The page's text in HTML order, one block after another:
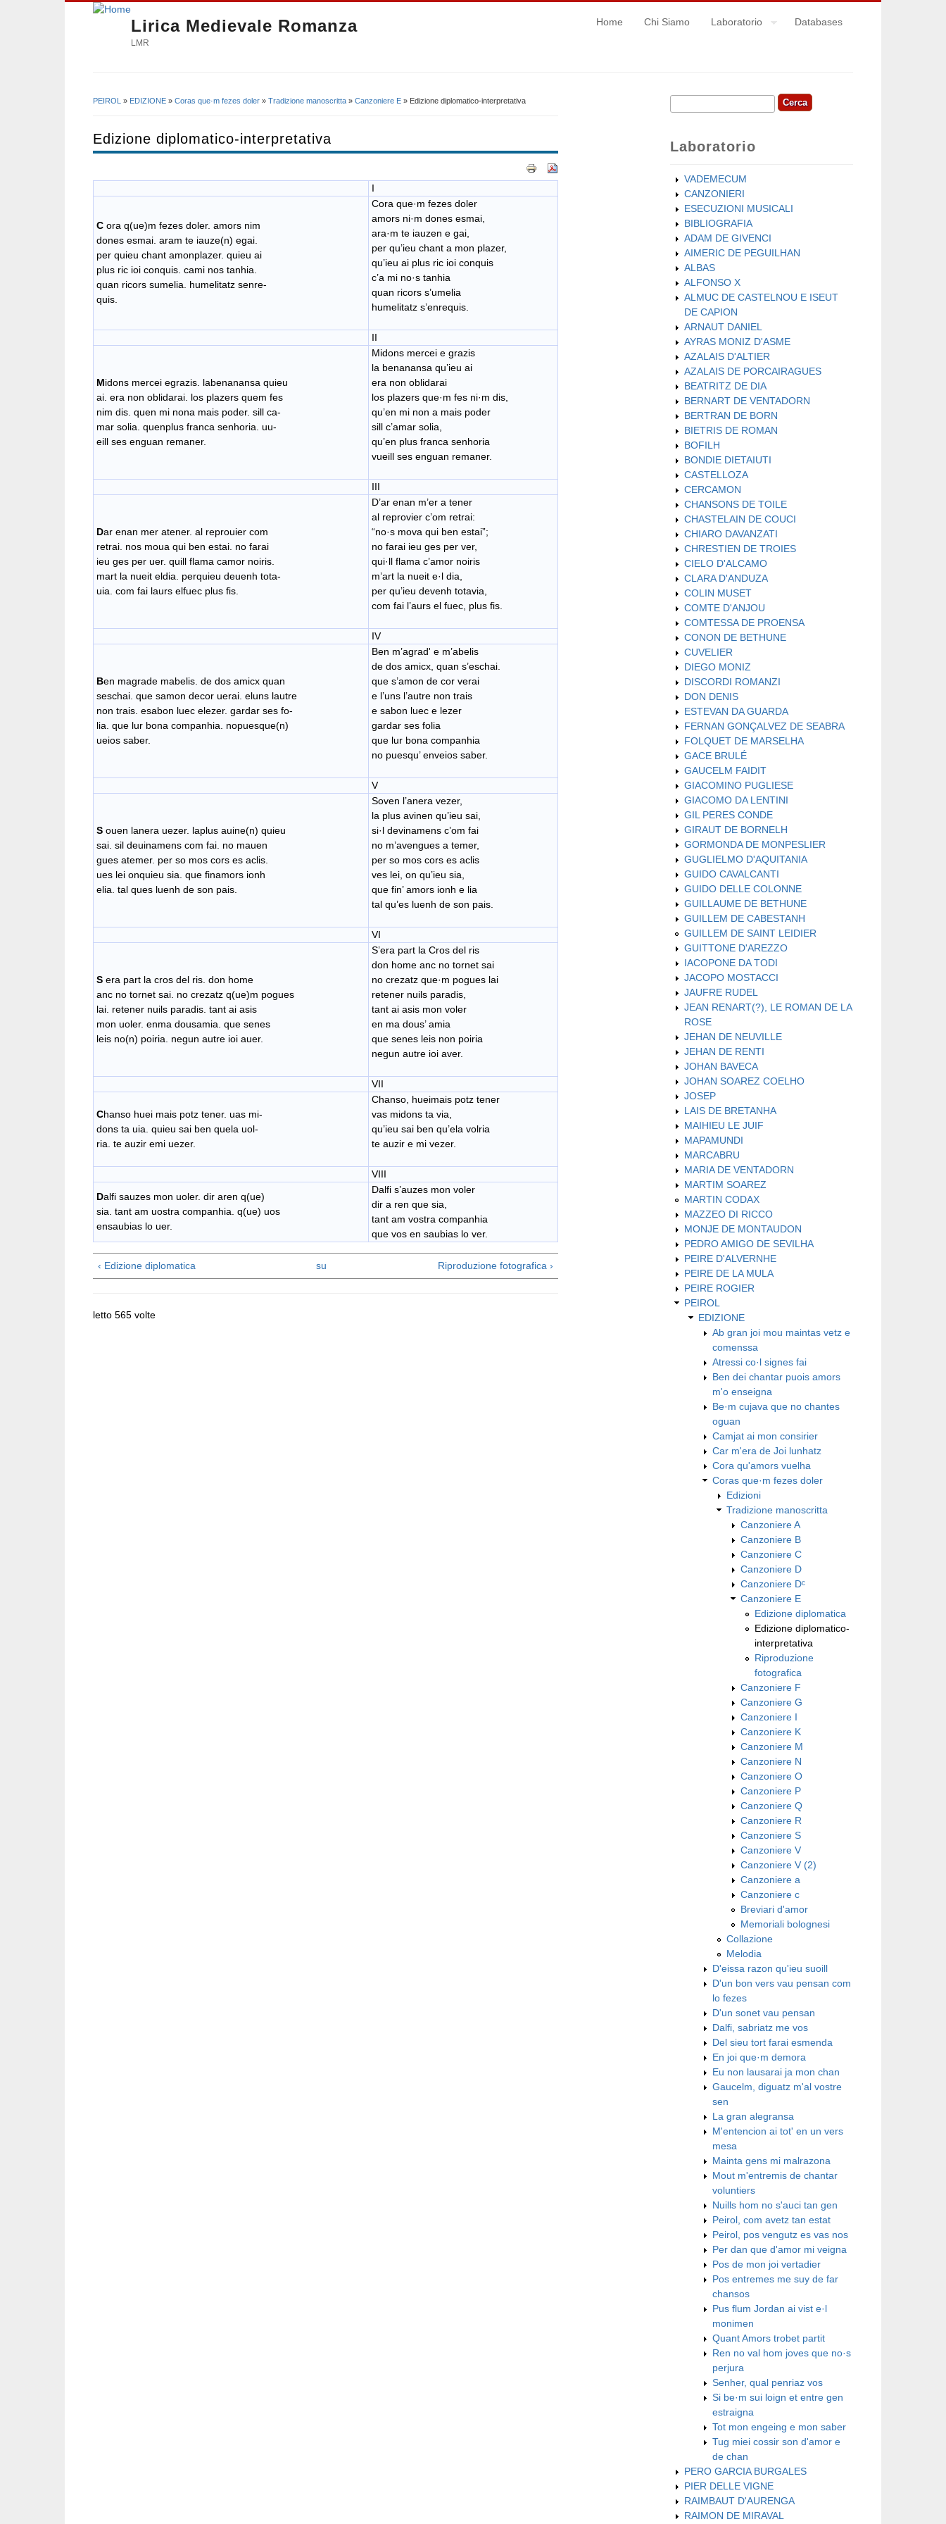
Lirica Medievale Romanza
LMR
Home Chi Siamo Laboratorio Databases
PEIROL » EDIZIONE » Coras que·m fezes doler » Tradizione manoscritta » Canzoniere E » Edizione diplomatico-interpretativa
Edizione diplomatico-interpretativa
I
C ora q(ue)m fezes doler. amors nim
dones esmai. aram te iauze(n) egai.
per quieu chant amonplazer. quieu ai
plus ric ioi conquis. cami nos tanhia.
quan ricors sumelia. humelitatz senre-
quis.
Cora que·m fezes doler
amors ni·m dones esmai,
ara·m te iauzen e gai,
per qu’ieu chant a mon plazer,
qu’ieu ai plus ric ioi conquis
c’a mi no·s tanhia
quan ricors s’umelia
humelitatz s’enrequis.
II
Midons mercei egrazis. labenanansa quieu
ai. era non oblidarai. los plazers quem fes
nim dis. quen mi nona mais poder. sill ca-
mar solia. quenplus franca senhoria. uu-
eill ses enguan remaner.
Midons mercei e grazis
la benanansa qu’ieu ai
era non oblidarai
los plazers que·m fes ni·m dis,
qu’en mi non a mais poder
sill c’amar solia,
qu’en plus franca senhoria
vueill ses enguan remaner.
III
Dar enan mer atener. al reprouier com
retrai. nos moua qui ben estai. no farai
ieu ges per uer. quill flama camor noiris.
mart la nueit eldia. perquieu deuenh tota-
uia. com fai laurs elfuec plus fis.
D’ar enan m’er a tener
al reprovier c’om retrai:
“no·s mova qui ben estai”;
no farai ieu ges per ver,
qui·ll flama c’amor noiris
m’art la nueit e·l dia,
per qu’ieu devenh totavia,
com fai l’aurs el fuec, plus fis.
IV
Ben magrade mabelis. de dos amicx quan
seschai. que samon decor uerai. eluns lautre
non trais. esabon luec elezer. gardar ses fo-
lia. que lur bona companhia. nopuesque(n)
ueios saber.
Ben m’agrad' e m’abelis
de dos amicx, quan s’eschai.
que s’amon de cor verai
e l’uns l’autre non trais
e sabon luec e lezer
gardar ses folia
que lur bona companhia
no puesqu’ enveios saber.
V
S ouen lanera uezer. laplus auine(n) quieu
sai. sil deuinamens com fai. no mauen
gues atemer. per so mos cors es aclis.
ues lei onquieu sia. que finamors ionh
elia. tal ques luenh de son pais.
Soven l’anera vezer,
la plus avinen qu’ieu sai,
si·l devinamens c’om fai
no m’avengues a temer,
per so mos cors es aclis
ves lei, on qu’ieu sia,
que fin’ amors ionh e lia
tal qu’es luenh de son pais.
VI
S era part la cros del ris. don home
anc no tornet sai. no crezatz q(ue)m pogues
lai. retener nuils paradis. tant ai asis
mon uoler. enma dousamia. que senes
leis no(n) poiria. negun autre ioi auer.
S’era part la Cros del ris
don home anc no tornet sai
no crezatz que·m pogues lai
retener nuils paradis,
tant ai asis mon voler
en ma dous’ amia
que senes leis non poiria
negun autre ioi aver.
VII
Chanso huei mais potz tener. uas mi-
dons ta uia. quieu sai ben quela uol-
ria. te auzir emi uezer.
Chanso, hueimais potz tener
vas midons ta via,
qu’ieu sai ben qu’ela volria
te auzir e mi vezer.
VIII
Dalfi sauzes mon uoler. dir aren q(ue)
sia. tant am uostra companhia. q(ue) uos
ensaubias lo uer.
Dalfi s’auzes mon voler
dir a ren que sia,
tant am vostra companhia
que vos en saubias lo ver.
‹ Edizione diplomatica su Riproduzione fotografica ›
letto 565 volte
Form di ricerca
Cerca
Laboratorio
VADEMECUM
CANZONIERI
ESECUZIONI MUSICALI
BIBLIOGRAFIA
ADAM DE GIVENCI
AIMERIC DE PEGUILHAN
ALBAS
ALFONSO X
ALMUC DE CASTELNOU E ISEUT
DE CAPION
ARNAUT DANIEL
AYRAS MONIZ D'ASME
AZALAIS D'ALTIER
AZALAIS DE PORCAIRAGUES
BEATRITZ DE DIA
BERNART DE VENTADORN
BERTRAN DE BORN
BIETRIS DE ROMAN
BOFILH
BONDIE DIETAIUTI
CASTELLOZA
CERCAMON
CHANSONS DE TOILE
CHASTELAIN DE COUCI
CHIARO DAVANZATI
CHRESTIEN DE TROIES
CIELO D'ALCAMO
CLARA D'ANDUZA
COLIN MUSET
COMTE D'ANJOU
COMTESSA DE PROENSA
CONON DE BETHUNE
CUVELIER
DIEGO MONIZ
DISCORDI ROMANZI
DON DENIS
ESTEVAN DA GUARDA
FERNAN GONÇALVEZ DE SEABRA
FOLQUET DE MARSELHA
GACE BRULÉ
GAUCELM FAIDIT
GIACOMINO PUGLIESE
GIACOMO DA LENTINI
GIL PERES CONDE
GIRAUT DE BORNELH
GORMONDA DE MONPESLIER
GUGLIELMO D'AQUITANIA
GUIDO CAVALCANTI
GUIDO DELLE COLONNE
GUILLAUME DE BETHUNE
GUILLEM DE CABESTANH
GUILLEM DE SAINT LEIDIER
GUITTONE D'AREZZO
IACOPONE DA TODI
JACOPO MOSTACCI
JAUFRE RUDEL
JEAN RENART(?), LE ROMAN DE LA
ROSE
JEHAN DE NEUVILLE
JEHAN DE RENTI
JOHAN BAVECA
JOHAN SOAREZ COELHO
JOSEP
LAIS DE BRETANHA
MAIHIEU LE JUIF
MAPAMUNDI
MARCABRU
MARIA DE VENTADORN
MARTIM SOAREZ
MARTIN CODAX
MAZZEO DI RICCO
MONJE DE MONTAUDON
PEDRO AMIGO DE SEVILHA
PEIRE D'ALVERNHE
PEIRE DE LA MULA
PEIRE ROGIER
PEIROL
EDIZIONE
Ab gran joi mou maintas vetz e
comenssa
Atressi co·l signes fai
Ben dei chantar puois amors
m'o enseigna
Be·m cujava que no chantes
oguan
Camjat ai mon consirier
Car m'era de Joi lunhatz
Cora qu'amors vuelha
Coras que·m fezes doler
Edizioni
Tradizione manoscritta
Canzoniere A
Canzoniere B
Canzoniere C
Canzoniere D
Canzoniere Dᶜ
Canzoniere E
Edizione diplomatica
Edizione diplomatico-
interpretativa
Riproduzione
fotografica
Canzoniere F
Canzoniere G
Canzoniere I
Canzoniere K
Canzoniere M
Canzoniere N
Canzoniere O
Canzoniere P
Canzoniere Q
Canzoniere R
Canzoniere S
Canzoniere V
Canzoniere V (2)
Canzoniere a
Canzoniere c
Breviari d'amor
Memoriali bolognesi
Collazione
Melodia
D'eissa razon qu'ieu suoill
D'un bon vers vau pensan com
lo fezes
D'un sonet vau pensan
Dalfi, sabriatz me vos
Del sieu tort farai esmenda
En joi que·m demora
Eu non lausarai ja mon chan
Gaucelm, diguatz m'al vostre
sen
La gran alegransa
M'entencion ai tot' en un vers
mesa
Mainta gens mi malrazona
Mout m'entremis de chantar
voluntiers
Nuills hom no s'auci tan gen
Peirol, com avetz tan estat
Peirol, pos vengutz es vas nos
Per dan que d'amor mi veigna
Pos de mon joi vertadier
Pos entremes me suy de far
chansos
Pus flum Jordan ai vist e·l
monimen
Quant Amors trobet partit
Ren no val hom joves que no·s
perjura
Senher, qual penriaz vos
Si be·m sui loign et entre gen
estraigna
​Tot mon engeing e mon saber
​Tug miei cossir son d'amor e
de chan
PERO GARCIA BURGALES
PIER DELLE VIGNE
RAIMBAUT D'AURENGA
RAIMON DE MIRAVAL